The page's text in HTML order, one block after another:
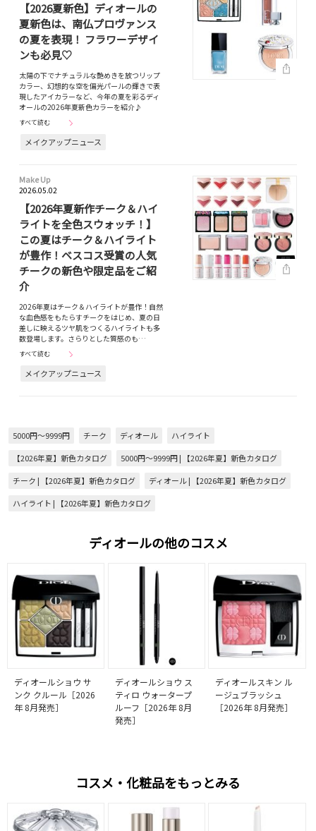
【2026夏新色】ディオールの
夏新色は、南仏プロヴァンス
の夏を表現！ フラワーデザイ
ンも必見♡
太陽の下でナチュラルな艶めきを放つリップ
カラー、幻想的な空を偏光パールの輝きで表
現したアイカラーなど、今年の夏を彩るディ
オールの2026年夏新色カラーを紹介♪
すべて読む
メイクアップニュース
Make Up
2026.05.02
【2026年夏新作チーク＆ハイ
ライトを全色スウォッチ！】
この夏はチーク＆ハイライト
が豊作！ベスコス受賞の人気
チークの新色や限定品をご紹
介
2026年夏はチーク＆ハイライトが豊作！自然
な血色感をもたらすチークをはじめ、夏の日
差しに映えるツヤ肌をつくるハイライトも多
数登場します。さらりとした質感のも…
すべて読む
メイクアップニュース
5000円～9999円 チーク ディオール
ハイライト
【2026年夏】新色カタログ
5000円～9999円 | 【2026年夏】新色カタログ
チーク | 【2026年夏】新色カタログ
ディオール | 【2026年夏】新色カタログ
ハイライト | 【2026年夏】新色カタログ
ディオールの他のコスメ
ディオールショウ サ
ンク クルール［2026
年 8月発売］
ディオールショウ ス
ティロ ウォータープ
ルーフ［2026年 8月
発売］
ディオールスキン ル
ージュブラッシュ
［2026年 8月発売］
コスメ・化粧品をもっとみる